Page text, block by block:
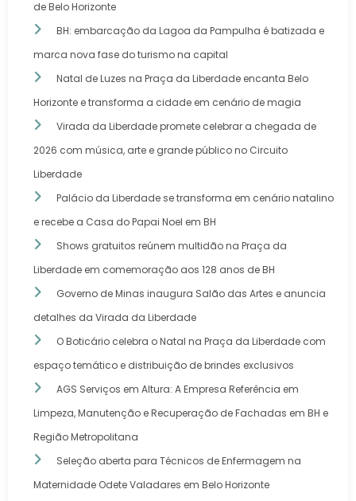
de Belo Horizonte
BH: embarcação da Lagoa da Pampulha é batizada e
marca nova fase do turismo na capital
Natal de Luzes na Praça da Liberdade encanta Belo
Horizonte e transforma a cidade em cenário de magia
Virada da Liberdade promete celebrar a chegada de
2026 com música, arte e grande público no Circuito
Liberdade
Palácio da Liberdade se transforma em cenário natalino
e recebe a Casa do Papai Noel em BH
Shows gratuitos reúnem multidão na Praça da
Liberdade em comemoração aos 128 anos de BH
Governo de Minas inaugura Salão das Artes e anuncia
detalhes da Virada da Liberdade
O Boticário celebra o Natal na Praça da Liberdade com
espaço temático e distribuição de brindes exclusivos
AGS Serviços em Altura: A Empresa Referência em
Limpeza, Manutenção e Recuperação de Fachadas em BH e
Região Metropolitana
Seleção aberta para Técnicos de Enfermagem na
Maternidade Odete Valadares em Belo Horizonte